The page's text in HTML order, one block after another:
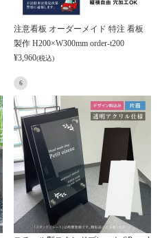
注意看板 オーダーメイド 特注 看板
製作 H200×W300mm order-t200
¥3,960(税込)
6